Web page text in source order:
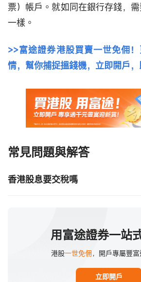
票）帳戶。就如同在銀行存錢，
一樣。
>>富途證券港股買賣一世免佣
情，幫你捕捉搵錢機，立即開戶
常見問題與解答
香港股息要交稅嗎
稅；投資香港聯交所上市的非H股取得
結算根據20%的稅率代扣個人所得稅
股票，對於港股通帳戶投資者來說統
用富途證券一站
港股一世免佣，開戶專屬豐
立即開戶